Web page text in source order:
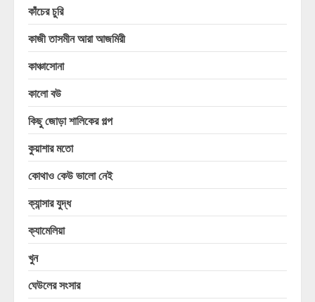
কাঁচের চুরি
কাজী তাসমীন আরা আজমিরী
কাঞ্চাসোনা
কালো বউ
কিছু জোড়া শালিকের গল্প
কুয়াশার মতো
কোথাও কেউ ভালো নেই
ক্যান্সার যুদ্ধ
ক্যামেলিয়া
খুন
ঘেউলের সংসার